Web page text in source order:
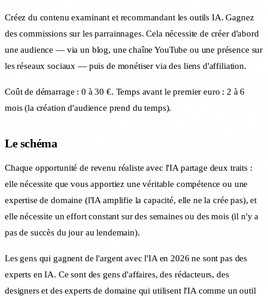
Créez du contenu examinant et recommandant les outils IA. Gagnez
des commissions sur les parrainnages. Cela nécessite de créer d'abord
une audience — via un blog, une chaîne YouTube ou une présence sur
les réseaux sociaux — puis de monétiser via des liens d'affiliation.
Coût de démarrage : 0 à 30 €. Temps avant le premier euro : 2 à 6
mois (la création d'audience prend du temps).
Le schéma
Chaque opportunité de revenu réaliste avec l'IA partage deux traits :
elle nécessite que vous apportiez une véritable compétence ou une
expertise de domaine (l'IA amplifie la capacité, elle ne la crée pas), et
elle nécessite un effort constant sur des semaines ou des mois (il n'y a
pas de succès du jour au lendemain).
Les gens qui gagnent de l'argent avec l'IA en 2026 ne sont pas des
experts en IA. Ce sont des gens d'affaires, des rédacteurs, des
designers et des experts de domaine qui utilisent l'IA comme un outil